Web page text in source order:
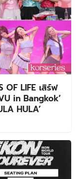
OF LIFE เสิร์ฟ
in Bangkok’
HULA’